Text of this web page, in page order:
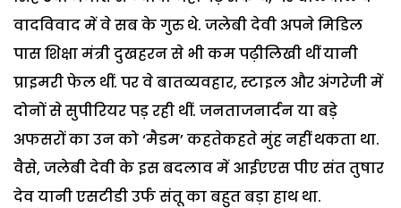
वादविवाद में वे सब के गुरु थे. जलेबी देवी अपने मिडिल
पास शिक्षा मंत्री दुखहरन से भी कम पढ़ीलिखी थीं यानी
प्राइमरी फेल थीं. पर वे बातव्यवहार, स्टाइल और अंगरेजी में
दोनों से सुपीरियर पड़ रही थीं. जनताजनार्दन या बड़े
अफसरों का उन को ‘मैडम’ कहतेकहते मुंह नहीं थकता था.
वैसे, जलेबी देवी के इस बदलाव में आईएएस पीए संत तुषार
देव यानी एसटीडी उर्फ संतू का बहुत बड़ा हाथ था.